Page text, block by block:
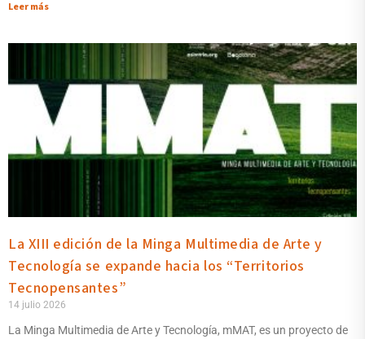
Leer más
La XIII edición de la Minga Multimedia de Arte y
Tecnología se expande hacia los “Territorios
Tecnopensantes”
14 julio 2026
La Minga Multimedia de Arte y Tecnología, mMAT, es un proyecto de